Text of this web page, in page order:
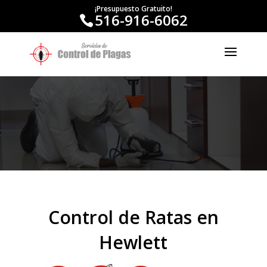
¡Presupuesto Gratuito!
516-916-6062
Control de Ratas en
Hewlett